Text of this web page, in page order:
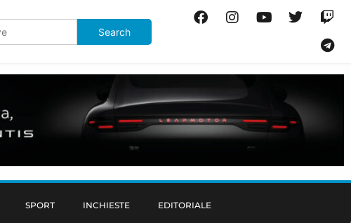
SPORT INCHIESTE EDITORIALE